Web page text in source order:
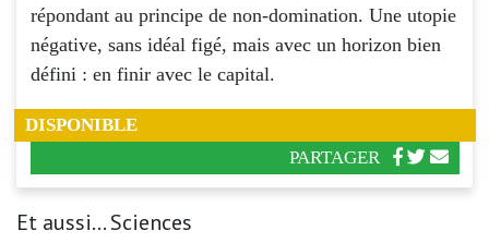
répondant au principe de non-domination. Une utopie
négative, sans idéal figé, mais avec un horizon bien
défini : en finir avec le capital.
DISPONIBLE
PARTAGER
Et aussi... Sciences